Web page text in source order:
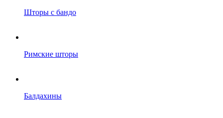
Шторы с бандо
Римские шторы
Балдахины